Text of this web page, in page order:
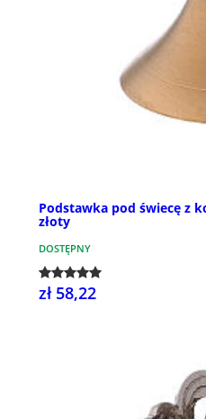
Podstawka pod świecę z
złoty
DOSTĘPNY
zł 58,22